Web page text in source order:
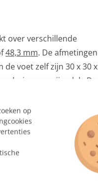
over verschillende
48,3 mm. De afmetingen
voet zelf zijn 30 x 30 x
buizen op zijn plek. De
zitten.
op